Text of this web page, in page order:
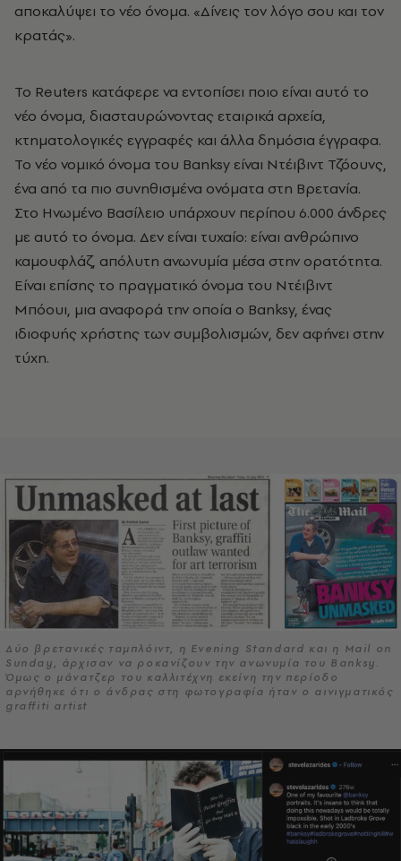
αποκαλύψει το νέο όνομα. «Δίνεις τον λόγο σου και τον
κρατάς».
Το Reuters κατάφερε να εντοπίσει ποιο είναι αυτό το
νέο όνομα, διασταυρώνοντας εταιρικά αρχεία,
κτηματολογικές εγγραφές και άλλα δημόσια έγγραφα.
Το νέο νομικό όνομα του Banksy είναι Ντέιβιντ Τζόουνς,
ένα από τα πιο συνηθισμένα ονόματα στη Βρετανία.
Στο Ηνωμένο Βασίλειο υπάρχουν περίπου 6.000 άνδρες
με αυτό το όνομα. Δεν είναι τυχαίο: είναι ανθρώπινο
καμουφλάζ, απόλυτη ανωνυμία μέσα στην ορατότητα.
Είναι επίσης το πραγματικό όνομα του Ντέιβιντ
Μπόουι, μια αναφορά την οποία ο Banksy, ένας
ιδιοφυής χρήστης των συμβολισμών, δεν αφήνει στην
τύχη.
Δύο βρετανικές ταμπλόιντ, η Evening Standard και η Mail on
Sunday, άρχισαν να ροκανίζουν την ανωνυμία του Banksy.
Όμως ο μάνατζερ του καλλιτέχνη εκείνη την περίοδο
αρνήθηκε ότι ο άνδρας στη φωτογραφία ήταν ο αινιγματικός
graffiti artist